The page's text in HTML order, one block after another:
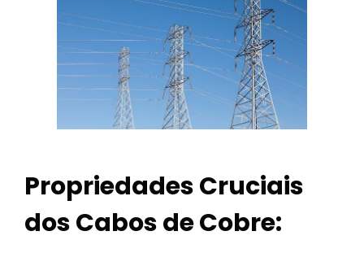
Propriedades Cruciais
dos Cabos de Cobre: